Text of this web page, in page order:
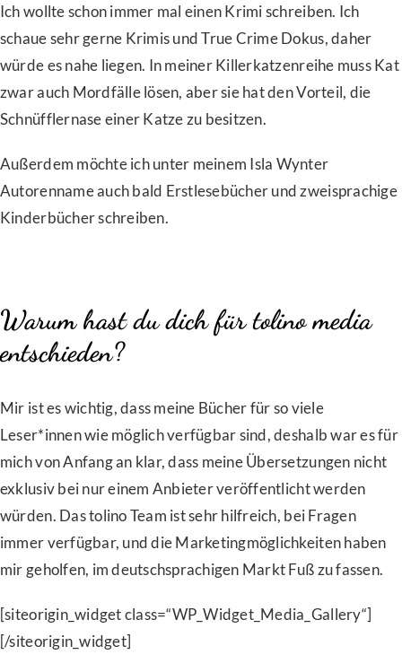
Ich wollte schon immer mal einen Krimi schreiben. Ich
schaue sehr gerne Krimis und True Crime Dokus, daher
würde es nahe liegen. In meiner Killerkatzenreihe muss Kat
zwar auch Mordfälle lösen, aber sie hat den Vorteil, die
Schnüfflernase einer Katze zu besitzen.
Außerdem möchte ich unter meinem Isla Wynter
Autorenname auch bald Erstlesebücher und zweisprachige
Kinderbücher schreiben.
Warum hast du dich für tolino media
entschieden?
Mir ist es wichtig, dass meine Bücher für so viele
Leser*innen wie möglich verfügbar sind, deshalb war es für
mich von Anfang an klar, dass meine Übersetzungen nicht
exklusiv bei nur einem Anbieter veröffentlicht werden
würden. Das tolino Team ist sehr hilfreich, bei Fragen
immer verfügbar, und die Marketingmöglichkeiten haben
mir geholfen, im deutschsprachigen Markt Fuß zu fassen.
[siteorigin_widget class=“WP_Widget_Media_Gallery“]
[/siteorigin_widget]